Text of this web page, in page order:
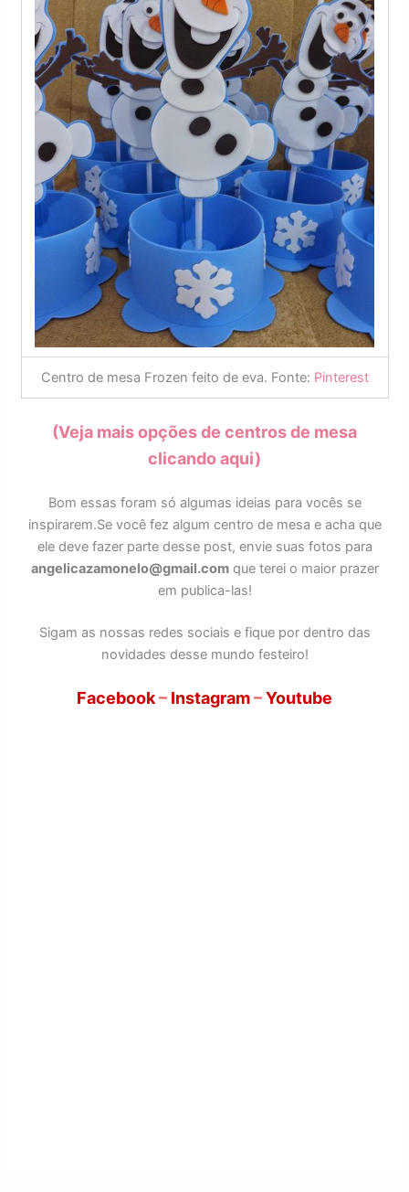
Centro de mesa Frozen feito de eva. Fonte: Pinterest
(Veja mais opções de centros de mesa
clicando aqui)
Bom essas foram só algumas ideias para vocês se
inspirarem.Se você fez algum centro de mesa e acha que
ele deve fazer parte desse post, envie suas fotos para
angelicazamonelo@gmail.comque terei o maior prazer
em publica-las!
Sigam as nossas redes sociais e fique por dentro das
novidades desse mundo festeiro!
Facebook– Instagram–Youtube